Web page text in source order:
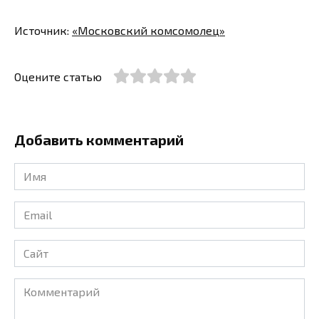
Источник: «Московский комсомолец»
Оцените статью
Добавить комментарий
Имя
*
Email
*
Сайт
Комментарий